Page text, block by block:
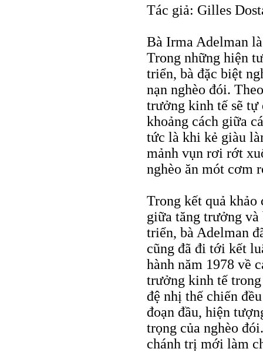
Tác giả: Gilles
Bà Irma Adelman
Trong những hiện
triển, bà đặc biệt
nạn nghèo đói.
trưởng kinh tế sẽ tự
khoảng cách giữa
tức là khi kẻ giàu
mảnh vụn rơi rớt
nghèo ăn mót cơm
Trong kết quả khảo
giữa tăng trưởng và
triển, bà Adelman
cũng đã đi tới kết
hành năm 1978 về
trưởng kinh tế
đệ nhị thế chiến
đoạn đầu, hiện
trọng của nghèo
chánh trị mới làm